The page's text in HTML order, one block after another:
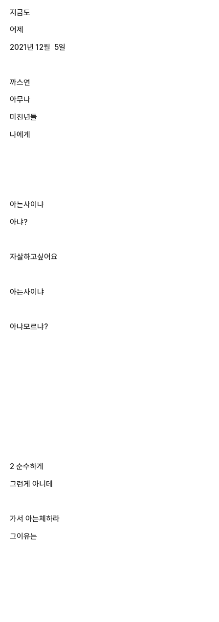
지금도
어제
2021년 12월 5일
까스연
아무나
미친년들
나에게
아는사이냐
아냐?
자살하고싶어요
아는사이냐
아냐모르냐?
2 순수하게
그런게 아니데
가서 아는체하라
그이유는